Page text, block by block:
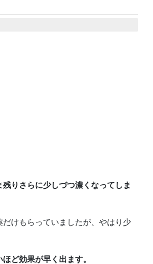
残りさらに少しづつ濃くなってしま
けもらっていましたが、やはり少
ど効果が早く出ます。